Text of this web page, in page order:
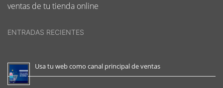
ventas de tu tienda online
ENTRADAS RECIENTES
Usa tu web como canal principal de ventas